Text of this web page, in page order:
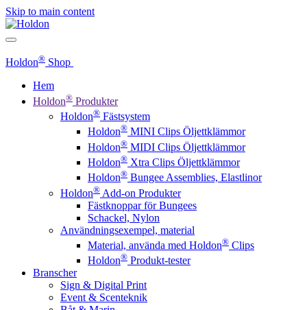
Skip to main content
Holdon® Shop
Hem
Holdon® Produkter
Holdon® Fästsystem
Holdon® MINI Clips Öljettklämmor
Holdon® MIDI Clips Öljettklämmor
Holdon® Xtra Clips Öljettklämmor
Holdon® Bungee Assemblies, Elastlinor
Holdon® Add-on Produkter
Fästknoppar för Bungees
Schackel, Nylon
Användningsexempel, material
Material, använda med Holdon® Clips
Holdon® Produkt-tester
Branscher
Sign & Digital Print
Event & Scenteknik